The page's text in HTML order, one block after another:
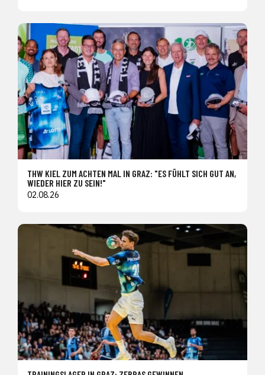
THW KIEL ZUM ACHTEN MAL IN GRAZ: "ES FÜHLT SICH GUT AN,
WIEDER HIER ZU SEIN!"
02.08.26